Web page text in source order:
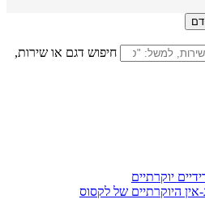
חיפוש דגם או שירות,
יוקרתיים
אין היוקרתיים של לקסוס